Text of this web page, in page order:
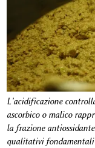
L'acidificazione
ascorbico o malico
la frazione
qualitativi fondamentali